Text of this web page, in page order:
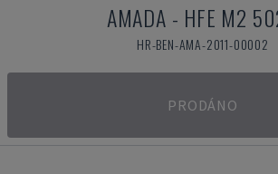
AMADA - HFE M2
HR-BEN-AMA-2011-00002
PRODÁNO